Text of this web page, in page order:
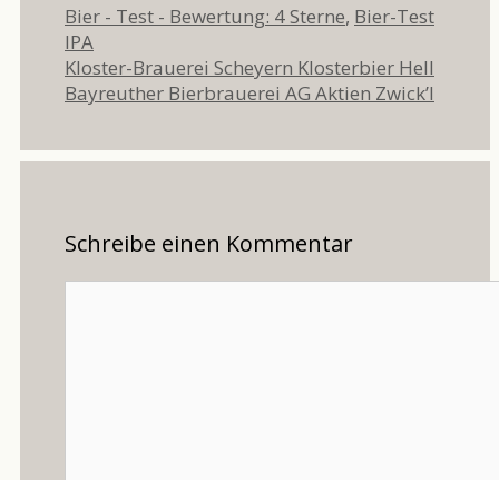
Kategorien
Bier - Test - Bewertung: 4 Sterne, Bier-Test
IPA
Kloster-Brauerei Scheyern Klosterbier Hell
Bayreuther Bierbrauerei AG Aktien Zwick’l
Schreibe einen Kommentar